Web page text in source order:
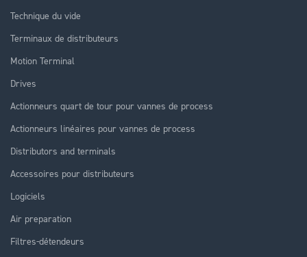
Technique du vide
Terminaux de distributeurs
Motion Terminal
Drives
Actionneurs quart de tour pour vannes de process
Actionneurs linéaires pour vannes de process
Distributors and terminals
Accessoires pour distributeurs
Logiciels
Air preparation
Filtres-détendeurs